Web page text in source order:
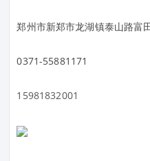
郑州市新郑市龙湖镇泰山路富
0371-55881171
15981832001